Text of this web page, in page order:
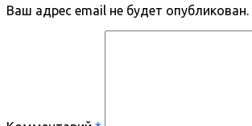
Ваш адрес email не будет опубликован.